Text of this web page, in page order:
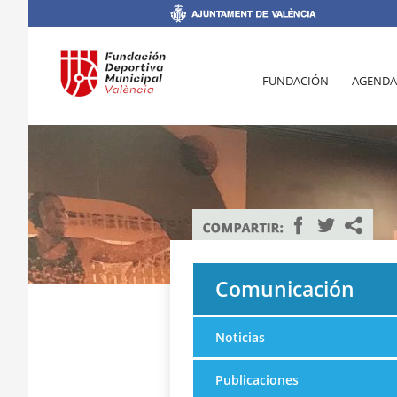
FUNDACIÓN AGENDA
Comunicación
Noticias
Publicaciones